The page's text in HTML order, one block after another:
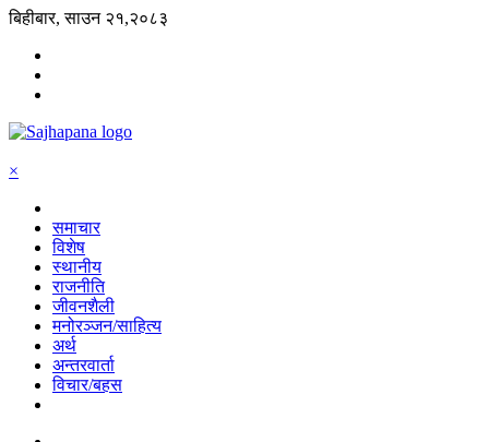
बिहीबार, साउन २१,२०८३
×
समाचार
विशेष
स्थानीय
राजनीति
जीवनशैली
मनोरञ्जन/साहित्य
अर्थ
अन्तरवार्ता
विचार/बहस